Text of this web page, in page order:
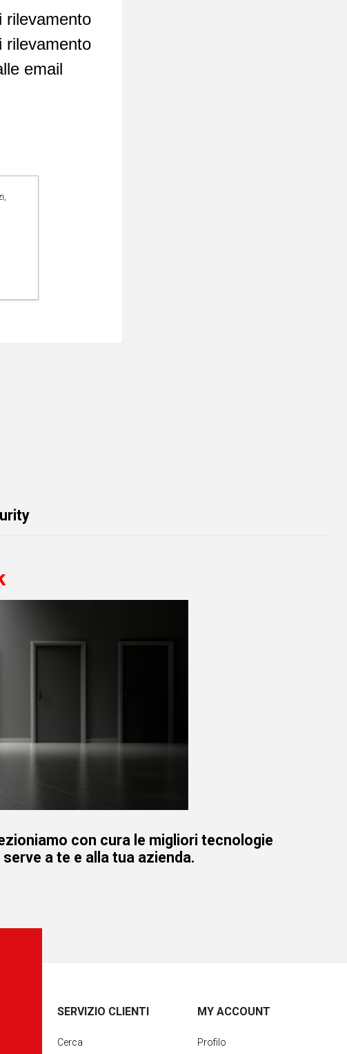
rilevamento
email
con cura le migliori tecnologie
a te e alla tua azienda.
SERVIZIO CLIENTI
Cerca
MY ACCOUNT
Profilo